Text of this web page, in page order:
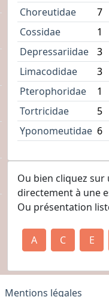
Choreutidae
7
Cossidae
1
Depressariidae
3
Limacodidae
3
Pterophoridae
1
Tortricidae
5
Yponomeutidae 6
Ou bien cliquez
directement à une
Ou présentation
A C E
Mentions légales